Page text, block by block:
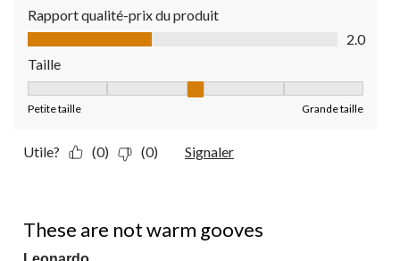
Rapport qualité-prix du produit
Rapport qualité-prix du produit, 2.0 sur 5
2.0
Taille
Petite taille Grande taille
Utile? (0) (0) Signaler
These are not warm gooves